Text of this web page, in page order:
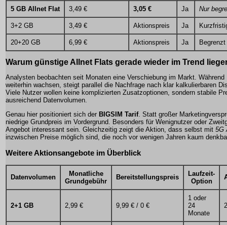
5 GB Allnet Flat 3,49 € 3,05 € Ja Nur
3+2 GB 3,49 € Aktionspreis Ja
20+20 GB 6,99 € Aktionspreis Ja Begrenzt
Warum günstige Allnet Flats gerade wieder im Trend
Analysten beobachten seit Monaten eine Verschiebung im Markt. Während
weiterhin wachsen, steigt parallel die Nachfrage nach klar kalkulierbaren
Viele Nutzer wollen keine komplizierten Zusatzoptionen, sondern stabile
ausreichend Datenvolumen.
Genau hier positioniert sich der BIGSIM Tarif. Statt großer
niedrige Grundpreis im Vordergrund. Besonders für Wenignutzer oder
Angebot interessant sein. Gleichzeitig zeigt die Aktion, dass selbst mit 5G
inzwischen Preise möglich sind, die noch vor wenigen Jahren kaum
Weitere Aktionsangebote im Überblick
Datenvolumen
Monatliche
Grundgebühr
Bereitstellungspreis
Laufzeit-
Option
2+1 GB 2,99 € 9,99 € / 0 €
1 oder
24
Monate